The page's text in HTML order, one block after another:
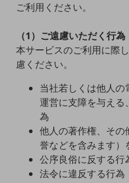
災害対策・BCP
課題・ニーズで探すTOP
コミュニケーション・情報共有
業務効率化
職場環境整備
地域共創・地方創生
ご利用ください。
（1）ご遠慮いただく行為
本サービスのご利用に際
慮ください。
当社若しくは他人
運営に支障を与え
為
他人の著作権、その
誉などを含みます）
公序良俗に反する行
法令に違反する行為